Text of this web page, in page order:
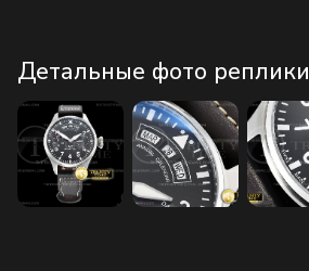
Детальные фото реплики